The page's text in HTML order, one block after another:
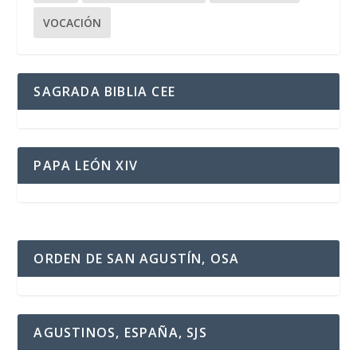
VOCACIÓN
SAGRADA BIBLIA CEE
PAPA LEÓN XIV
ORDEN DE SAN AGUSTÍN, OSA
AGUSTINOS, ESPAÑA, SJS